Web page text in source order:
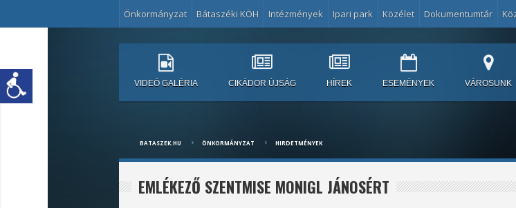
Önkormányzat Bátaszéki KÖH Intézmények Ipari park Közélet Dokumentumtár
VIDEÓ GALÉRIA CIKÁDOR ÚJSÁG HÍREK ESEMÉNYEK VÁROSUNK
BATASZEK.HU ÖNKORMÁNYZAT HIRDETMÉNYEK
EMLÉKEZŐ SZENTMISE MONIGL JÁNOSÉRT